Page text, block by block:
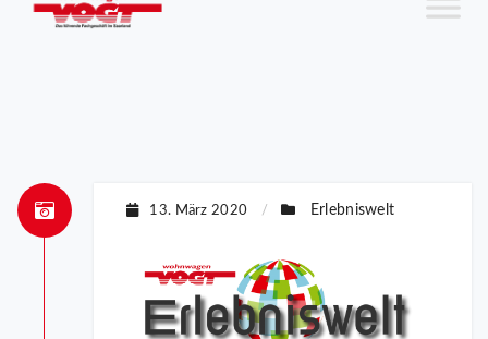
13. März 2020 / Erlebniswelt